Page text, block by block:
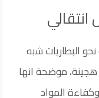
البطاريات شبه
هجينة، موضحة انها
وكفاءة المواد